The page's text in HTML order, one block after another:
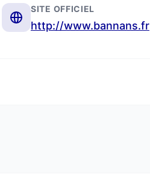
SITE OFFICIEL
http://www.bannans.fr